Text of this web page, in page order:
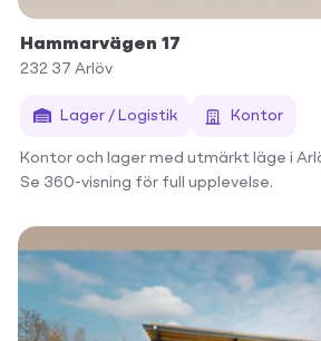
Hammarvägen 17
232 37 Arlöv
Lager / Logistik Kontor
Kontor och lager med utmärkt läge i
Se 360-visning för full upplevelse.